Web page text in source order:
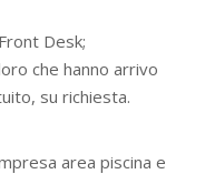
Desk;
che hanno arrivo
su richiesta.
area piscina e